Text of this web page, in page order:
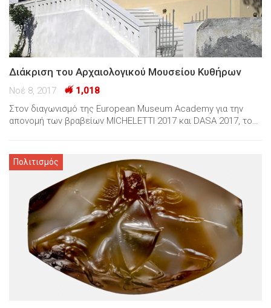
Διάκριση του Αρχαιολογικού Μουσείου Κυθήρων
Νοέ 8, 2017
1,018
Στον διαγωνισμό της European Museum Academy για την
απονομή των βραβείων MICHELETTI 2017 και DASA 2017, το…
Πολιτισμός